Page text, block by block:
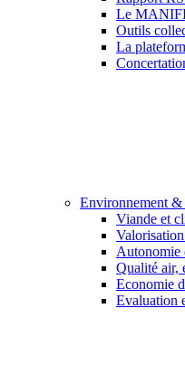
Le
Outils
La
Environnement &
Viande et
Autonomie
Qualité air,
Economie
Evaluation